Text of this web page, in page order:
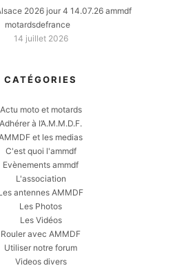
2026 jour 4 14.07.26 ammdf
motardsdefrance
14 juillet 2026
CATÉGORIES
Actu moto et motards
Adhérer à l’A.M.M.D.F.
et les medias
C'est quoi l'ammdf
Evènements ammdf
L'association
antennes AMMDF
Les Photos
Les Vidéos
Rouler avec AMMDF
Utiliser notre forum
Videos divers